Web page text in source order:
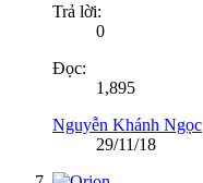
Trả lời:
0
Đọc:
1,895
Nguyễn Khánh Ngọc
29/11/18